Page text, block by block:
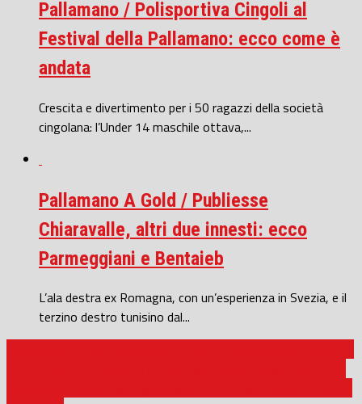
Pallamano / Polisportiva Cingoli al
Festival della Pallamano: ecco come è
andata
Crescita e divertimento per i 50 ragazzi della società
cingolana: l’Under 14 maschile ottava,...
Pallamano A Gold / Publiesse
Chiaravalle, altri due innesti: ecco
Parmeggiani e Bentaieb
L’ala destra ex Romagna, con un’esperienza in Svezia, e il
terzino destro tunisino dal...